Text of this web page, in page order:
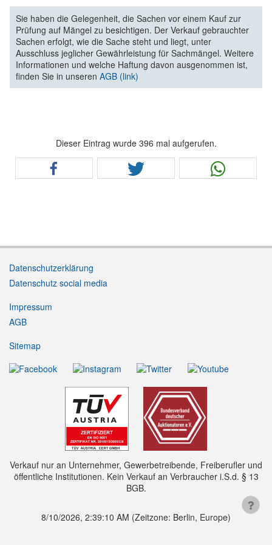
Sie haben die Gelegenheit, die Sachen vor einem Kauf zur
Prüfung auf Mängel zu besichtigen. Der Verkauf gebrauchter
Sachen erfolgt, wie die Sache steht und liegt, unter
Ausschluss jeglicher Gewährleistung für Sachmängel. Weitere
Informationen und welche Haftung davon ausgenommen ist,
finden Sie in unseren AGB (link)
Dieser Eintrag wurde 396 mal aufgerufen.
Datenschutzerklärung
Datenschutz social media
Impressum
AGB
Sitemap
Verkauf nur an Unternehmer, Gewerbetreibende, Freiberufler und
öffentliche Institutionen. Kein Verkauf an Verbraucher i.S.d. § 13
BGB.
8/10/2026, 2:39:11 AM (Zeitzone: Berlin, Europe)